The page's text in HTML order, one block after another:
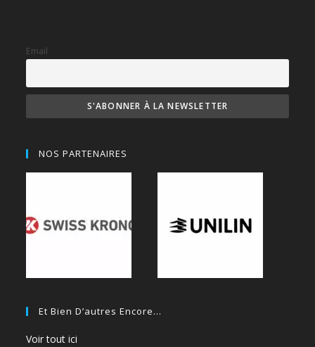
Email
NOS PARTENAIRES
Et Bien D’autres Encore…
Voir tout ici